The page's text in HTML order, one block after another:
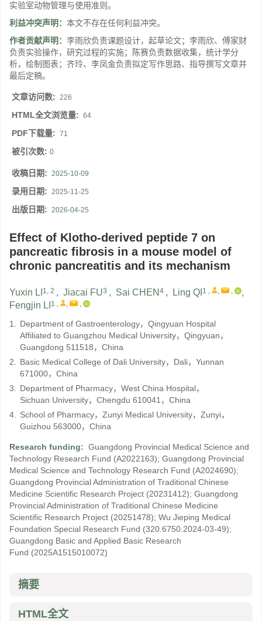
实验室动物管理与使用准则。
利益冲突声明： 本文不存在任何利益冲突。
作者贡献声明： 李雨欣负责课题设计，起草论文；李雨欣、傅家财
负责实验操作，研究过程的实施；陈赛负责数据收集，统计学分
析，绘制图表；齐玲、李凤金负责拟定写作思路、指导撰写文章并
最后定稿。
文章访问数: 226
HTML全文浏览量: 64
PDF下载量: 71
被引次数: 0
收稿日期: 2025-10-09
录用日期: 2025-11-25
出版日期: 2026-04-25
Effect of Klotho-derived peptide 7 on
pancreatic fibrosis in a mouse model of
chronic pancreatitis and its mechanism
Yuxin LI 1, 2 , Jiacai FU3 , Sai CHEN 4 , Ling QI 1 , , ,
,
Fengjin LI 1 , , ,
1. Department of Gastroenterology，Qingyuan Hospital
Affiliated to Guangzhou Medical University，Qingyuan，
Guangdong 511518，China
2. Basic Medical College of Dali University，Dali，Yunnan
671000，China
3. Department of Pharmacy，West China Hospital，
Sichuan University，Chengdu 610041，China
4. School of Pharmacy，Zunyi Medical University，Zunyi，
Guizhou 563000，China
Research funding: Guangdong Provincial Medical Science and
Technology Research Fund (A2022163); Guangdong Provincial
Medical Science and Technology Research Fund (A2024690);
Guangdong Provincial Administration of Traditional Chinese
Medicine Scientific Research Project (20231412); Guangdong
Provincial Administration of Traditional Chinese Medicine
Scientific Research Project (20251478); Wu Jieping Medical
Foundation Special Research Fund (320.6750.2024-03-49);
Guangdong Basic and Applied Basic Research
Fund (2025A1515010072)
摘要
HTML全文